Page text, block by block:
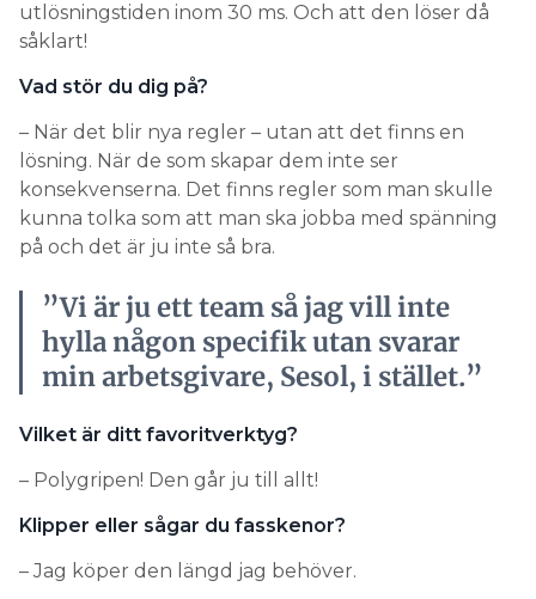
utlösningstiden inom 30 ms. Och att den löser då
såklart!
Vad stör du dig på?
– När det blir nya regler – utan att det finns en
lösning. När de som skapar dem inte ser
konsekvenserna. Det finns regler som man skulle
kunna tolka som att man ska jobba med spänning
på och det är ju inte så bra.
”Vi är ju ett team så jag vill inte
hylla någon specifik utan svarar
min arbetsgivare, Sesol, i stället.”
Vilket är ditt favoritverktyg?
– Polygripen! Den går ju till allt!
Klipper eller sågar du fasskenor?
– Jag köper den längd jag behöver.